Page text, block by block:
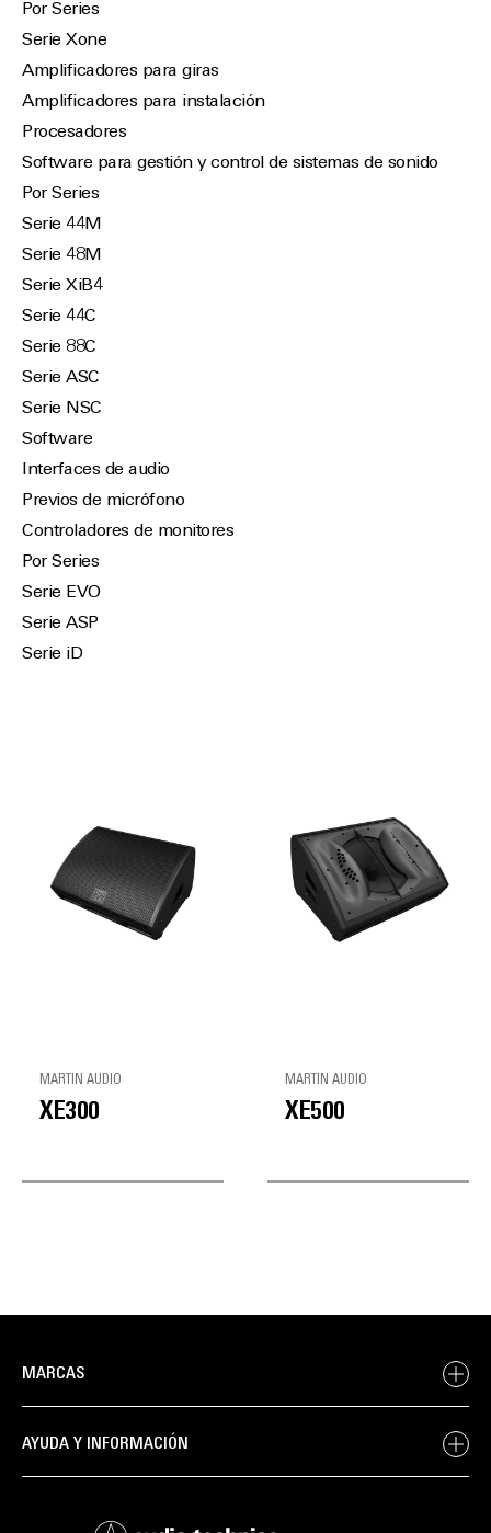
Por Series
Serie Xone
Amplificadores para giras
Amplificadores para instalación
Procesadores
Software para gestión y control de sistemas de sonido
Por Series
Serie 44M
Serie 48M
Serie XiB4
Serie 44C
Serie 88C
Serie ASC
Serie NSC
Software
Interfaces de audio
Previos de micrófono
Controladores de monitores
Por Series
Serie EVO
Serie ASP
Serie iD
MARTIN AUDIO
XE300
MARTIN AUDIO
XE500
MARCAS
AYUDA Y INFORMACIÓN